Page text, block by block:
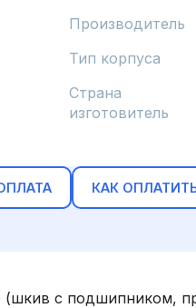
Производитель
Тип корпуса
Страна
изготовитель
КАК
(шкив с подшипником,